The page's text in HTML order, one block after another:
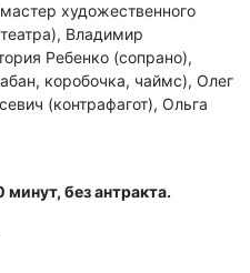
художественного
Владимир
Ребенко (сопрано),
коробочка, чаймс), Олег
(контрафагот), Ольга
без антракта.